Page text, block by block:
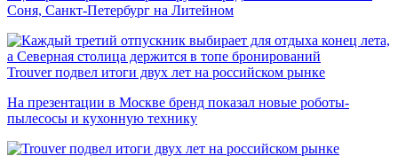
Соня, Санкт-Петербург на Литейном
Trouver подвел итоги двух лет на российском рынке
На презентации в Москве бренд показал новые роботы-
пылесосы и кухонную технику